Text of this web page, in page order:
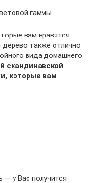
гаммы
вам нравятся.
дерево также отлично
вида домашнего
скандинавской
которые вам
— у Вас получится